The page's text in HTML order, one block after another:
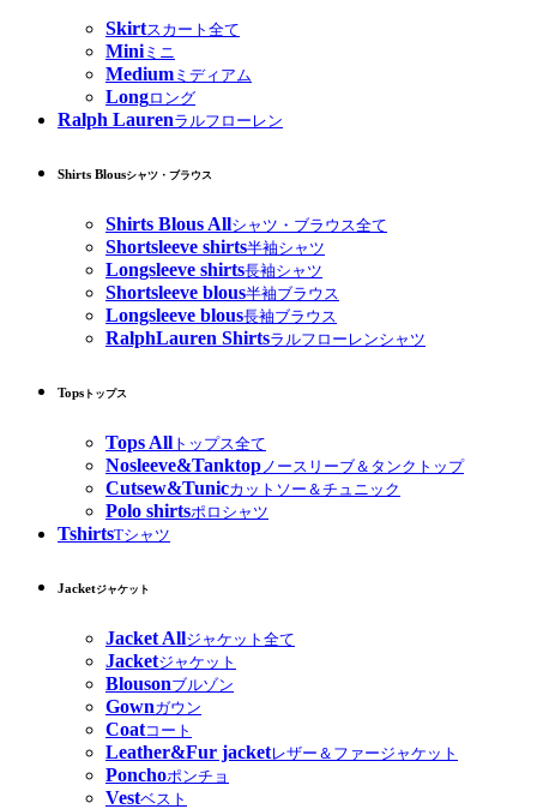
Skirtスカート全て
Miniミニ
Medium ミディアム
Longロング
Ralph Laurenラルフローレン
Shirts Blousシャツ・ブラウス
Shirts Blous Allシャツ・ブラウス全て
Shortsleeve shirts半袖シャツ
Longsleeve shirts長袖シャツ
Shortsleeve blous半袖ブラウス
Longsleeve blous長袖ブラウス
RalphLauren Shirtsラルフローレンシャツ
Tops トップス
Tops All トップス全て
Nosleeve&Tanktop ノースリーブ＆タンクトップ
Cutsew&Tunicカットソー＆チュニック
Polo shirtsポロシャツ
TshirtsTシャツ
Jacketジャケット
Jacket Allジャケット全て
Jacketジャケット
Blousonブルゾン
Gownガウン
Coatコート
Leather&Fur jacketレザー＆ファージャケット
Ponchoポンチョ
Vestベスト